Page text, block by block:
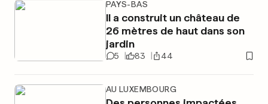
PAYS-BAS
Il a construit un château de
26 mètres de haut dans son
jardin
5 83 44
AU LUXEMBOURG